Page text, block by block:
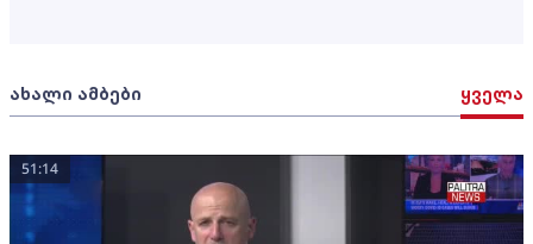
ახალი ამბები ყველა
51:14